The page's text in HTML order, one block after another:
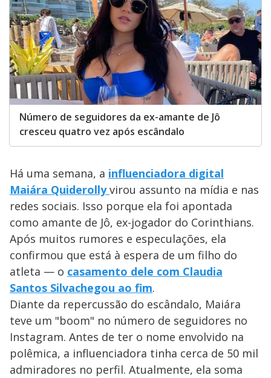
Número de seguidores da ex-amante de Jô
cresceu quatro vez após escândalo
Há uma semana, a influenciadora digital
Maiára Quiderollyvirou assunto na mídia e nas
redes sociais. Isso porque ela foi apontada
como amante de Jô, ex-jogador do Corinthians.
Após muitos rumores e especulações, ela
confirmou que está à espera de um filho do
atleta — o casamento dele com Claudia
Santos Silvachegou ao fim.
Diante da repercussão do escândalo, Maiára
teve um "boom" no número de seguidores no
Instagram. Antes de ter o nome envolvido na
polêmica, a influenciadora tinha cerca de 50 mil
admiradores no perfil. Atualmente, ela soma